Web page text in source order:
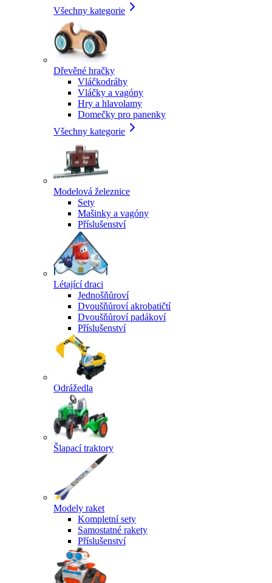
Všechny kategorie
Dřevěné hračky
Vláčkodráhy
Vláčky a vagóny
Hry a hlavolamy
Domečky pro panenky
Všechny kategorie
Modelová železnice
Sety
Mašinky a vagóny
Příslušenství
Létající draci
Jednošňůroví
Dvoušňůroví akrobatičtí
Dvoušňůroví padákoví
Příslušenství
Odrážedla
Šlapací traktory
Modely raket
Kompletní sety
Samostatné rakety
Příslušenství